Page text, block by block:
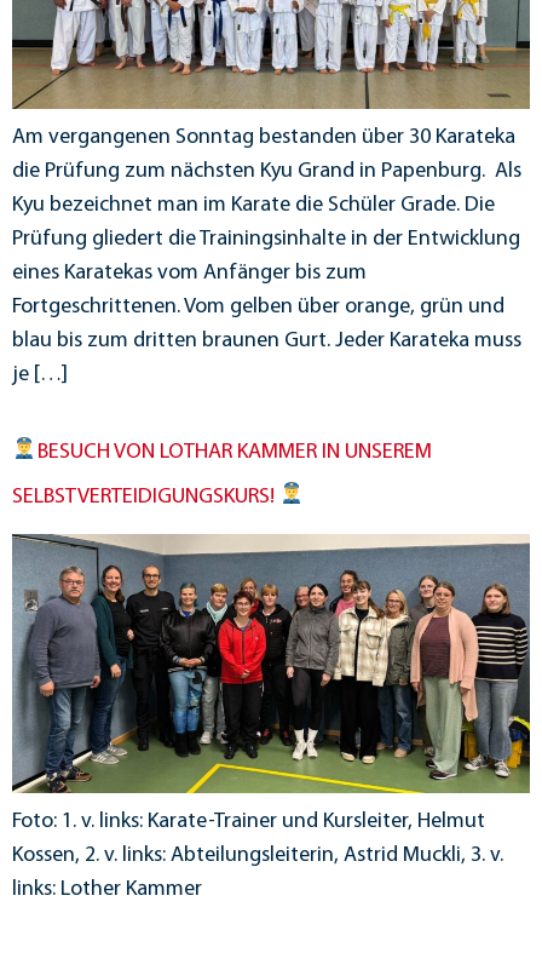
Am vergangenen Sonntag bestanden über 30 Karateka
die Prüfung zum nächsten Kyu Grand in Papenburg. Als
Kyu bezeichnet man im Karate die Schüler Grade. Die
Prüfung gliedert die Trainingsinhalte in der Entwicklung
eines Karatekas vom Anfänger bis zum
Fortgeschrittenen. Vom gelben über orange, grün und
blau bis zum dritten braunen Gurt. Jeder Karateka muss
je […]
BESUCH VON LOTHAR KAMMER IN UNSEREM
SELBSTVERTEIDIGUNGSKURS!
Foto: 1. v. links: Karate-Trainer und Kursleiter, Helmut
Kossen, 2. v. links: Abteilungsleiterin, Astrid Muckli, 3. v.
links: Lother Kammer